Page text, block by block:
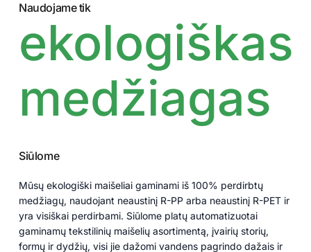
Naudojame tik
ekologiškas
medžiagas
Siūlome
Mūsų ekologiški maišeliai gaminami iš 100% perdirbtų
medžiagų, naudojant neaustinį R-PP arba neaustinį R-PET ir
yra visiškai perdirbami. Siūlome platų automatizuotai
gaminamų tekstilinių maišelių asortimentą, įvairių storių,
formų ir dydžių, visi jie dažomi vandens pagrindo dažais ir